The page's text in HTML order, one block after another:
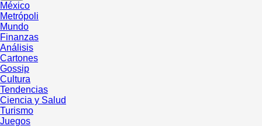
México
Metrópoli
Mundo
Finanzas
Análisis
Cartones
Gossip
Cultura
Tendencias
Ciencia y Salud
Turismo
Juegos